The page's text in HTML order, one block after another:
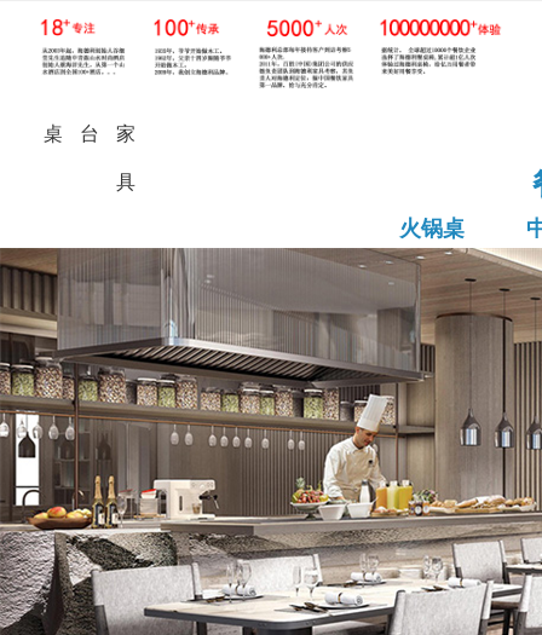
火
桌
调
台 家
具
家 桌
中
式
椅 港 美 东 洲 洲
火锅桌